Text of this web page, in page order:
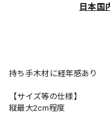
日本国
持ち手木材に経年感あり
【サイズ等の仕様】
縦最大2cm程度